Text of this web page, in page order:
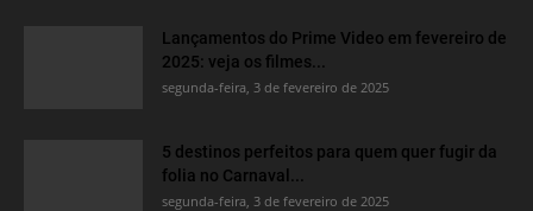
Lançamentos do Prime Video em fevereiro de
2025: veja os filmes...
segunda-feira, 3 de fevereiro de 2025
5 destinos perfeitos para quem quer fugir da
folia no Carnaval...
segunda-feira, 3 de fevereiro de 2025